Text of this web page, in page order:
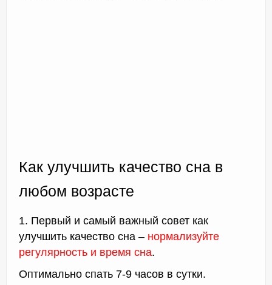
Как улучшить качество сна в
любом возрасте
1. Первый и самый важный совет как
улучшить качество сна – нормализуйте
регулярность и время сна.
Оптимально спать 7-9 часов в сутки.